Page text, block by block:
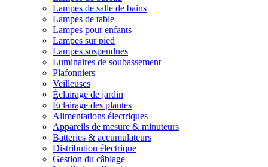
Lampes de salle de bains
Lampes de table
Lampes pour enfants
Lampes sur pied
Lampes suspendues
Luminaires de soubassement
Plafonniers
Veilleuses
Éclairage de jardin
Éclairage des plantes
Alimentations électriques
Appareils de mesure & minuteurs
Batteries & accumulateurs
Distribution électrique
Gestion du câblage